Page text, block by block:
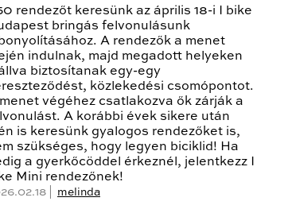
rendezőt keresünk az április 18-i I bike
bringás felvonulásunk
A rendezők a menet
indulnak, majd megadott helyeken
biztosítanak egy-egy
közlekedési csomópontot.
végéhez csatlakozva ők zárják a
A korábbi évek sikere után
is keresünk gyalogos rendezőket is,
szükséges, hogy legyen biciklid! Ha
a gyerkőcöddel érkeznél, jelentkezz I
Mini rendezőnek!
| melinda